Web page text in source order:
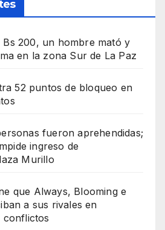
Bs 200, un hombre mató y
en la zona Sur de La Paz
52 puntos de bloqueo en
fueron aprehendidas;
ingreso de
Murillo
que Always, Blooming e
a sus rivales en
conflictos